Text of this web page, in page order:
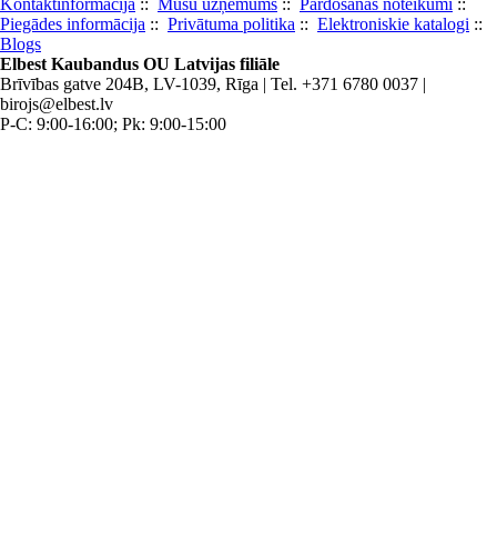
Kontaktinformācija :: Mūsu uzņēmums :: Pārdošanas noteikumi ::
Piegādes informācija :: Privātuma politika :: Elektroniskie katalogi ::
Blogs
Elbest Kaubandus OU Latvijas filiāle
Brīvības gatve 204B, LV-1039, Rīga | Tel. +371 6780 0037 |
birojs@elbest.lv
P-C: 9:00-16:00; Pk: 9:00-15:00